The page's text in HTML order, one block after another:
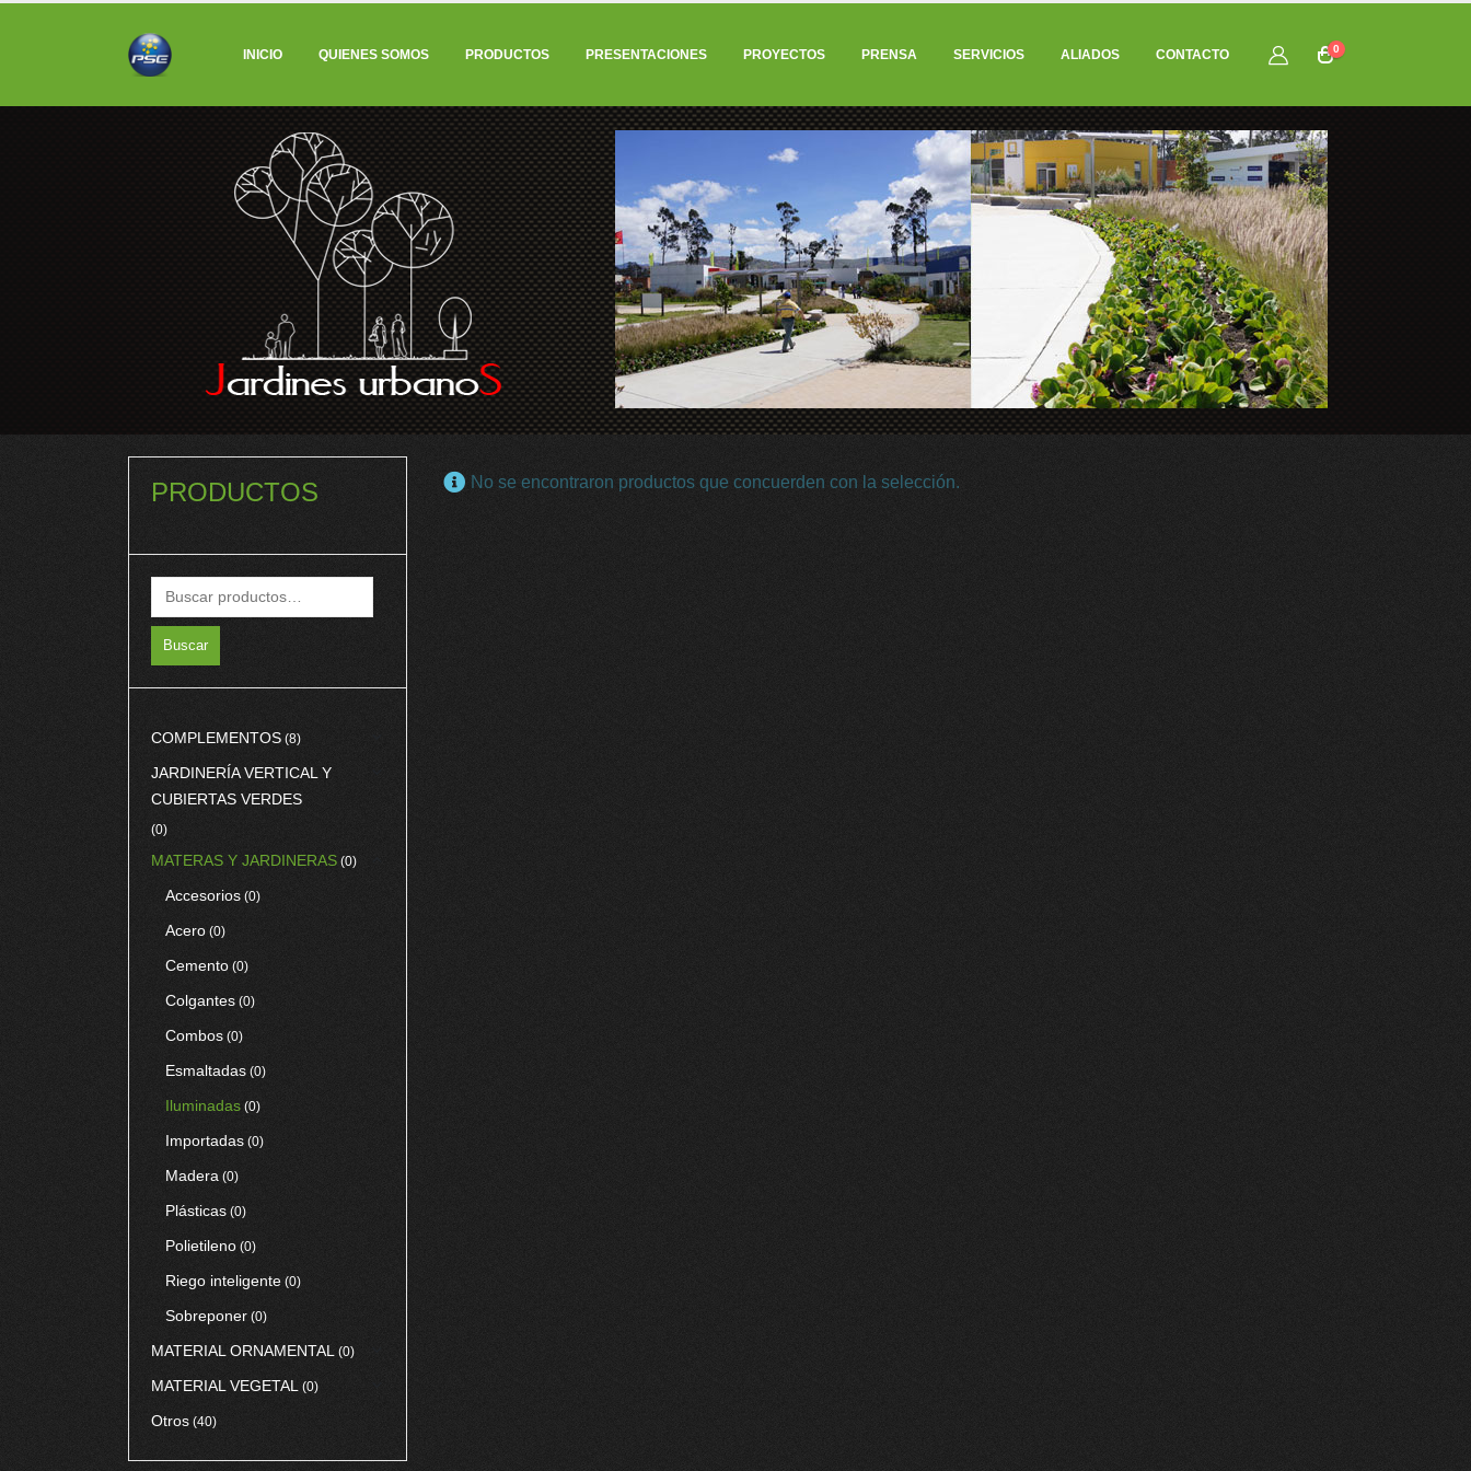
INICIO QUIENES SOMOS PRODUCTOS PRESENTACIONES PROYECTOS PRENSA SERVICIOS ALIADOS CONTACTO 0
No se encontraron productos que concuerden con la selección.
PRODUCTOS
Buscar
COMPLEMENTOS (8)
JARDINERÍA VERTICAL Y
CUBIERTAS VERDES
(0)
MATERAS Y JARDINERAS (0)
Accesorios (0)
Acero (0)
Cemento (0)
Colgantes (0)
Combos (0)
Esmaltadas (0)
Iluminadas (0)
Importadas (0)
Madera (0)
Plásticas (0)
Polietileno (0)
Riego inteligente (0)
Sobreponer (0)
MATERIAL ORNAMENTAL (0)
MATERIAL VEGETAL (0)
Otros (40)